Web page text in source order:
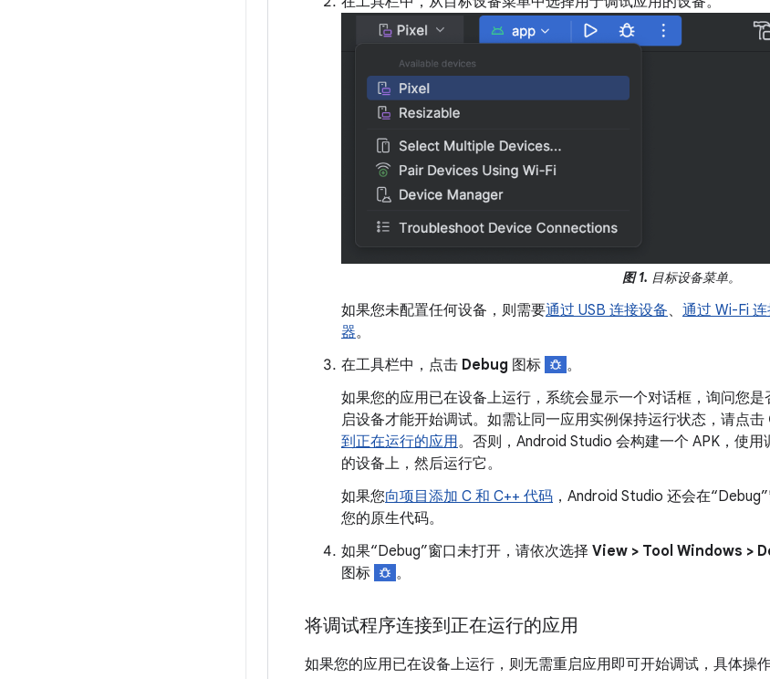
图 1. 目标设备菜单。
如果您未配置任何设备，则需要通过 USB 连接设备、 通过 Wi-Fi
器。
在工具栏中，点击 Debug 图标
。
如果您的应用已在设备上运行，系统会显示一个对话框，询问您是
启设备才能开始调试。如需让同一应用实例保持运行状态，请点击
到正在运行的应用。否则，Android Studio 会构建一个 APK，使
的设备上，然后运行它。
如果您向项目添加 C 和 C++ 代码 ，Android Studio 还会在
您的原生代码。
如果“Debug”窗口未打开，请依次选择 View > Tool Windows >
图标
。
将调试程序连接到正在运行的应用
如果您的应用已在设备上运行，则无需重启应用即可开始调试，具体操